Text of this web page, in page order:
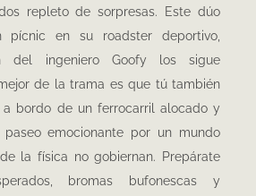
repleto de sorpresas.
Este dúo
en su roadster deportivo,
del ingeniero Goofy los sigue
de la trama es que tú también
a bordo de un ferrocarril alocado y
emocionante por un mundo
la física no gobiernan. Prepárate
bromas bufonescas y